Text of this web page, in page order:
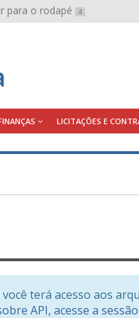
Ir para o rodapé 4
LICITAÇÕES E
você terá acesso aos
API, acesse a